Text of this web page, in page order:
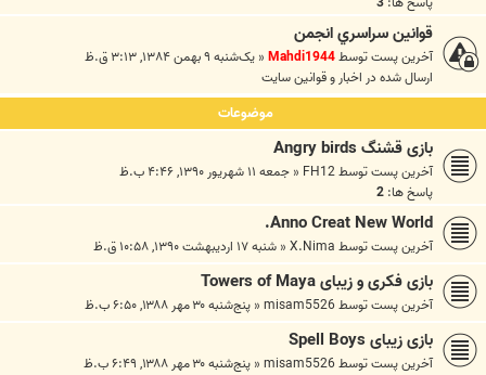
قوانين سراسري انجمن
آخرین پست توسطMahdi1944
« یک‌شنبه ۹ بهمن ۱۳۸۴, ۳:۱۳ ق.ظ
ارسال شده در اخبار و قوانين سايت
موضوعات
بازی قشنگ Angry birds
آخرین پست توسطFH12
« جمعه ۱۱ شهریور ۱۳۹۰, ۴:۴۶ ب.ظ
پاسخ ها: 2
Anno Creat New World.
آخرین پست توسط X.Nima
« شنبه ۱۷ اردیبهشت ۱۳۹۰, ۱۰:۵۸ ق.ظ
بازی فکری و زیبای Towers of Maya
آخرین پست توسط misam5526
« پنج‌شنبه ۳۰ مهر ۱۳۸۸, ۶:۵۰ ب.ظ
بازی زیبای Spell Boys
آخرین پست توسط misam5526
« پنج‌شنبه ۳۰ مهر ۱۳۸۸, ۶:۴۹ ب.ظ